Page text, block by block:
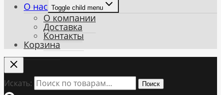
О нас Toggle child menu
О компании
Доставка
Контакты
Корзина
Искать: Поиск